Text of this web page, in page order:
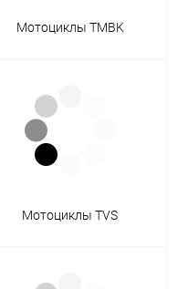
Мотоциклы TMBK
Мотоциклы TVS